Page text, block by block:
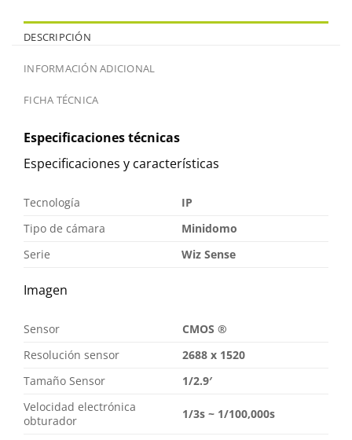
DESCRIPCIÓN
INFORMACIÓN ADICIONAL
FICHA TÉCNICA
Especificaciones técnicas
Especificaciones y características
Tecnología
IP
Tipo de cámara
Minidomo
Serie
Wiz Sense
Imagen
Sensor
CMOS ®
Resolución sensor
2688 x 1520
Tamaño Sensor
1/2.9′
Velocidad electrónica
obturador
1/3s ~ 1/100,000s